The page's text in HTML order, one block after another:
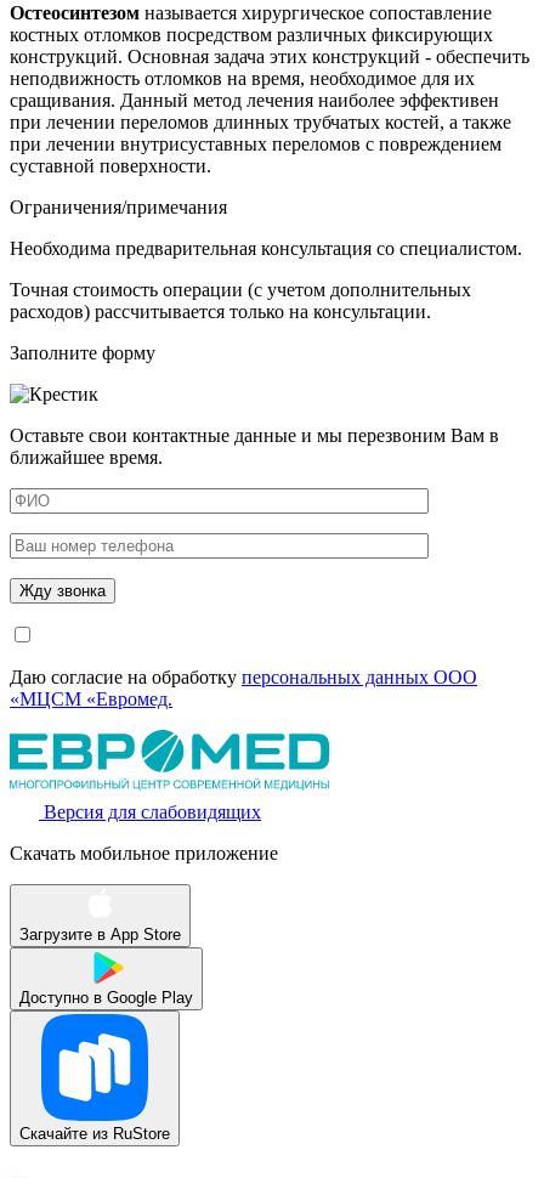
Остеосинтезом называется хирургическое сопоставление
костных отломков посредством различных фиксирующих
конструкций. Основная задача этих конструкций - обеспечить
неподвижность отломков на время, необходимое для их
сращивания. Данный метод лечения наиболее эффективен
при лечении переломов длинных трубчатых костей, а также
при лечении внутрисуставных переломов с повреждением
суставной поверхности.
Ограничения/примечания
Необходима предварительная консультация со специалистом.
Точная стоимость операции (с учетом дополнительных
расходов) рассчитывается только на консультации.
Заполните форму
Оставьте свои контактные данные и мы перезвоним Вам в
ближайшее время.
Даю согласие на обработку персональных данных ООО
«МЦСМ «Евромед.
Версия для слабовидящих
Скачать мобильное приложение
Загрузите в App Store
Доступно в Google Play
Скачайте из RuStore